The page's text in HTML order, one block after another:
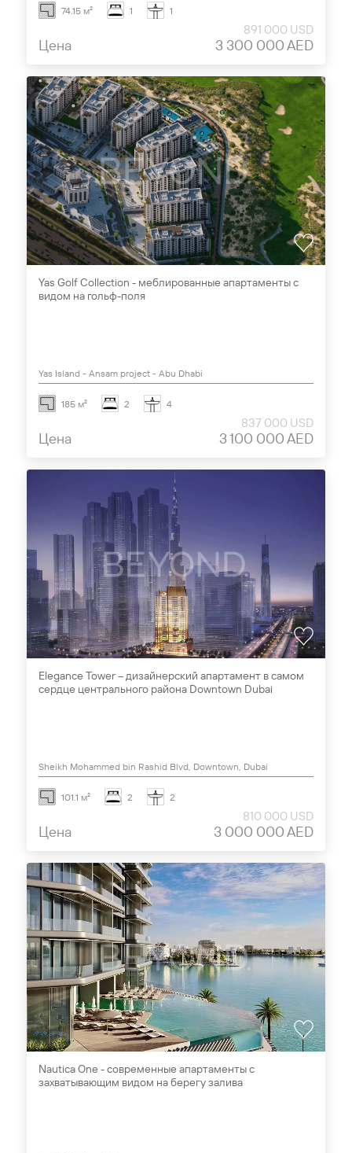
74.15 м² 1 1
Цена
891 000 USD
3 300 000 AED
Yas Golf Collection - меблированные апартаменты с
видом на гольф-поля
Yas Island - Ansam project - Abu Dhabi
185 м² 2 4
Цена
837 000 USD
3 100 000 AED
Elegance Tower – дизайнерский апартамент в самом
сердце центрального района Downtown Dubai
Sheikh Mohammed bin Rashid Blvd, Downtown, Dubai
101.1 м² 2 2
Цена
810 000 USD
3 000 000 AED
Nautica One - современные апартаменты с
захватывающим видом на берегу залива